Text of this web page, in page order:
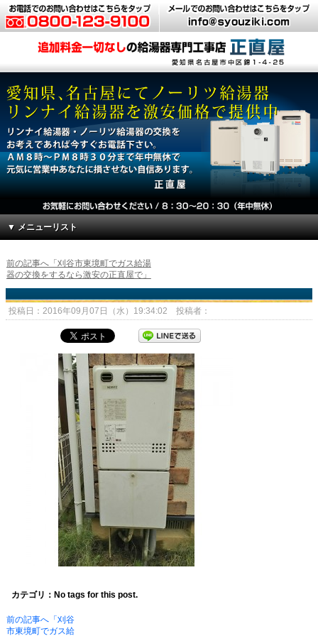
▼ メニューリスト
前の記事へ「刈谷市東境町でガス給湯
器の交換をするなら激安の正直屋で」
投稿日：2016年09月07日（水）19:34:02 投稿者：
カテゴリ：No tags for this post.
前の記事へ「刈谷
市東境町でガス給